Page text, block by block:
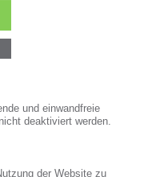
Veranstaltungen.